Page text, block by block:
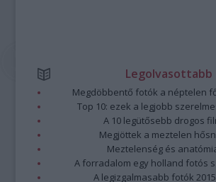
Legolvasottabb
Megdöbbentő fotók a néptelen
Top 10: ezek a legjobb
A 10 legütősebb drogos
Megjöttek a meztelen
Meztelenség és
A forradalom egy holland fotós
A legizgalmasabb fotók